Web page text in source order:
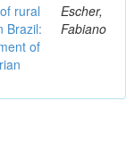
rural
Brazil:
of
Escher,
Fabiano